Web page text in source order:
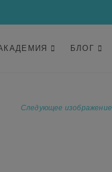
БЛОГ
Следующее изображение